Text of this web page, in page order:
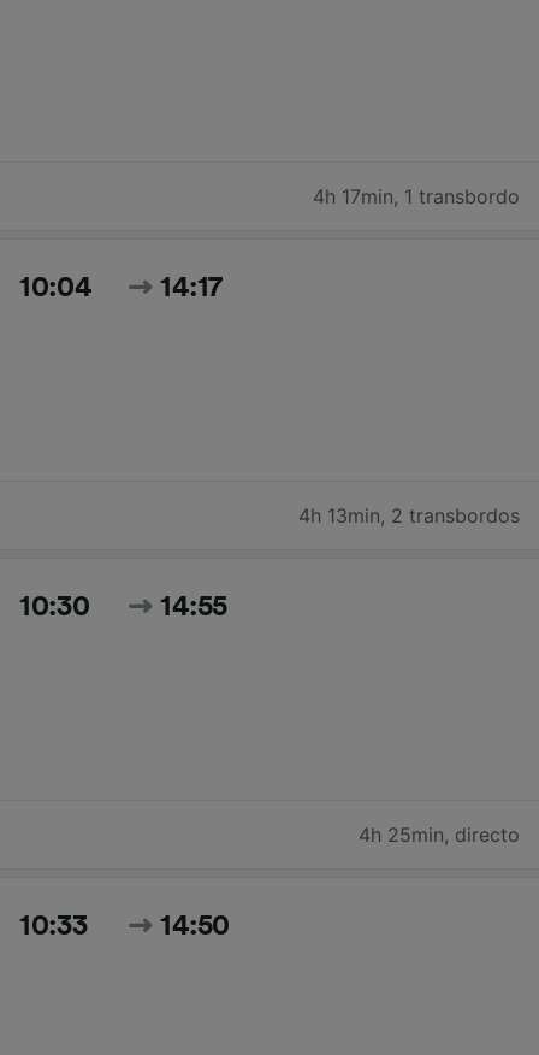
4h 17min, 1 transbordo
10:04 14:17
4h 13min, 2 transbordos
10:30 14:55
4h 25min, directo
10:33 14:50